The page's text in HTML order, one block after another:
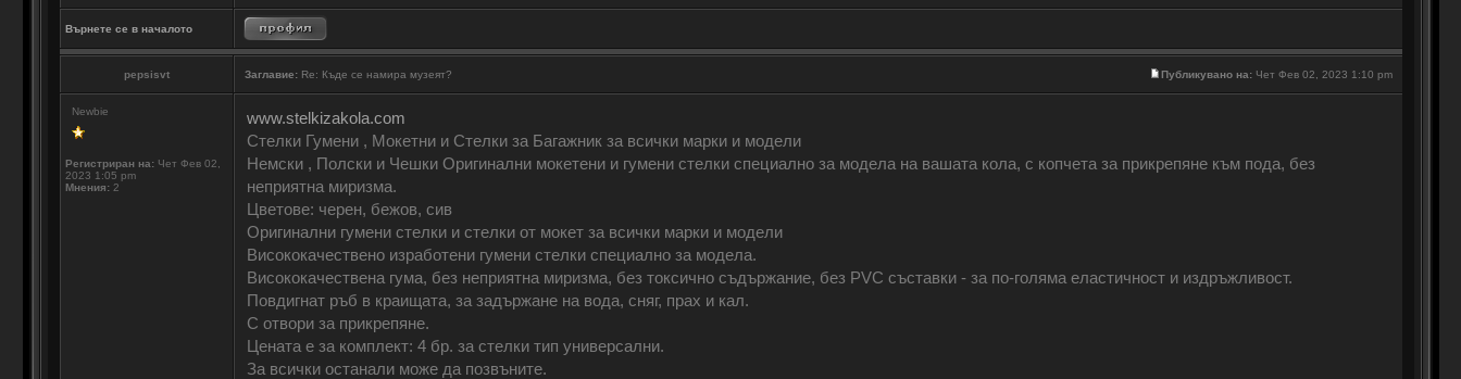
Върнете се в началото
pepsisvt Заглавие:Re: Къде се намира музеят? Публикувано на:Чет Фев 02, 2023 1:10 pm
Newbie
Регистриран на:Чет Фев 02,
2023 1:05 pm
Мнения:2
www.stelkizakola.com
Стелки Гумени , Мокетни и Стелки за Багажник за всички марки и модели
Немски , Полски и Чешки Оригинални мокетени и гумени стелки специално за модела на вашата кола, с копчета за прикрепяне към пода, без
неприятна миризма.
Цветове: черен, бежов, сив
Оригинални гумени стелки и стелки от мокет за всички марки и модели
Висококачествено изработени гумени стелки специално за модела.
Висококачествена гума, без неприятна миризма, без токсично съдържание, без PVC съставки - за по-голяма еластичност и издръжливост.
Повдигнат ръб в краищата, за задържане на вода, сняг, прах и кал.
С отвори за прикрепяне.
Цената е за комплект: 4 бр. за стелки тип универсални.
За всички останали може да позвъните.